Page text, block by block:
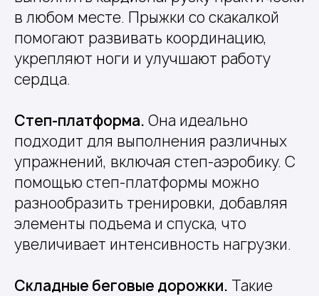
в любом месте. Прыжки со скакалкой
помогают развивать координацию,
укрепляют ноги и улучшают работу
сердца.
Степ-платформа. Она идеально
подходит для выполнения различных
упражнений, включая степ-аэробику. С
помощью степ-платформы можно
разнообразить тренировки, добавляя
элементы подъема и спуска, что
увеличивает интенсивность нагрузки.
Складные беговые дорожки. Такие